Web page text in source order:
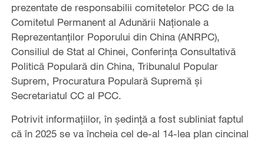
prezentate de responsabilii comitetelor PCC de la
Comitetul Permanent al Adunării Naționale a
Reprezentanților Poporului din China (ANRPC),
Consiliul de Stat al Chinei, Conferința Consultativă
Politică Populară din China, Tribunalul Popular
Suprem, Procuratura Populară Supremă și
Secretariatul CC al PCC.
Potrivit informațiilor, în ședință a fost subliniat faptul
că în 2025 se va încheia cel de-al 14-lea plan cincinal